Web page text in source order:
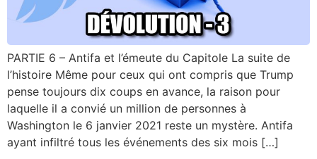
PARTIE 6 – Antifa et l’émeute du Capitole La suite de
l’histoire Même pour ceux qui ont compris que Trump
pense toujours dix coups en avance, la raison pour
laquelle il a convié un million de personnes à
Washington le 6 janvier 2021 reste un mystère. Antifa
ayant infiltré tous les événements des six mois […]